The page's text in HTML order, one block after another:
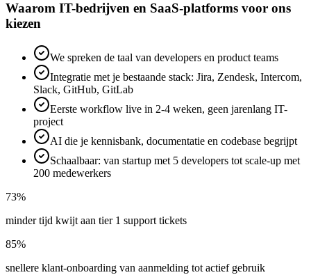
Waarom IT-bedrijven en SaaS-platforms voor ons
kiezen
We spreken de taal van developers en product teams
Integratie met je bestaande stack: Jira, Zendesk, Intercom,
Slack, GitHub, GitLab
Eerste workflow live in 2-4 weken, geen jarenlang IT-
project
AI die je kennisbank, documentatie en codebase begrijpt
Schaalbaar: van startup met 5 developers tot scale-up met
200 medewerkers
73%
minder tijd kwijt aan tier 1 support tickets
85%
snellere klant-onboarding van aanmelding tot actief gebruik